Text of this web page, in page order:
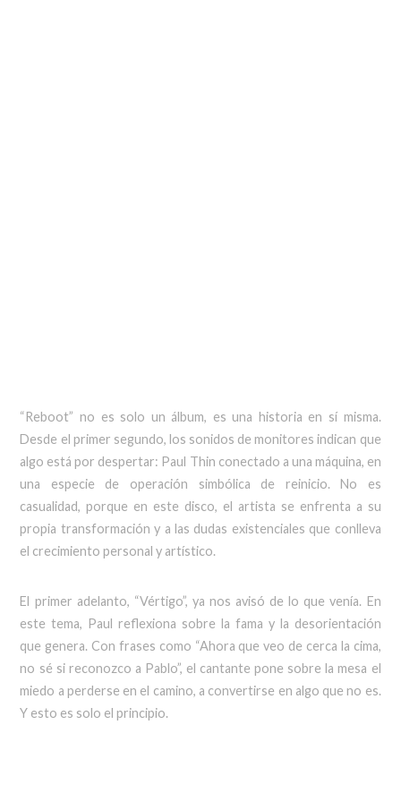
“Reboot” no es solo un álbum, es una historia en sí misma.
Desde el primer segundo, los sonidos de monitores indican que
algo está por despertar: Paul Thin conectado a una máquina, en
una especie de operación simbólica de reinicio. No es
casualidad, porque en este disco, el artista se enfrenta a su
propia transformación y a las dudas existenciales que conlleva
el crecimiento personal y artístico.
El primer adelanto, “Vértigo”, ya nos avisó de lo que venía. En
este tema, Paul reflexiona sobre la fama y la desorientación
que genera. Con frases como “Ahora que veo de cerca la cima,
no sé si reconozco a Pablo”, el cantante pone sobre la mesa el
miedo a perderse en el camino, a convertirse en algo que no es.
Y esto es solo el principio.